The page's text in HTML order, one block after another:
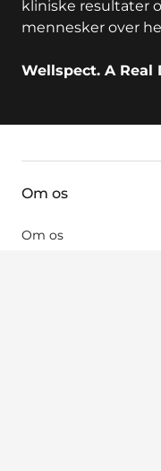
kliniske resultater
mennesker over
Wellspect. A Real
Om os
Om os